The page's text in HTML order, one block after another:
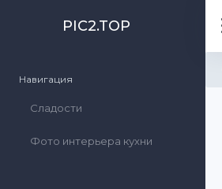
PIC2.TOP
Навигация
Сладости
Фото интерьера кухни